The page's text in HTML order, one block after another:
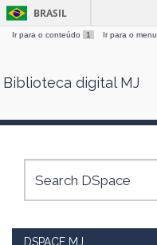
Skip
BRASIL
Ir para o conteúdo 1 Ir para o menu
Biblioteca digital MJ
DSPACE MJ